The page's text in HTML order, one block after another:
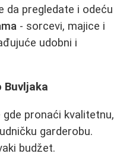
da pregledate i odeću
- sorcevi, majice i
udobni i
Buvljaka
pronaći kvalitetnu,
garderobu.
budžet.